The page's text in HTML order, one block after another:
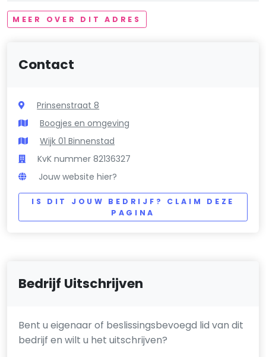
MEER OVER DIT ADRES
Contact
Prinsenstraat 8
Boogjes en omgeving
Wijk 01 Binnenstad
KvK nummer 82136327
Jouw website hier?
IS DIT JOUW BEDRIJF? CLAIM DEZE
PAGINA
Bedrijf Uitschrijven
Bent u eigenaar of beslissingsbevoegd lid van dit
bedrijf en wilt u het uitschrijven?